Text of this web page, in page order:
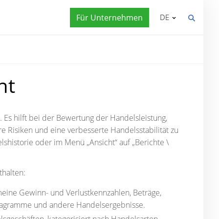
Für Unternehmen DE
hilft bei der Bewertung der Handelsleistung,
Risiken und eine verbesserte Handelsstabilität zu
oder im Menü „Ansicht“ auf „Berichte \
Gewinn- und Verlustkennzahlen, Beträge,
und andere Handelsergebnisse.